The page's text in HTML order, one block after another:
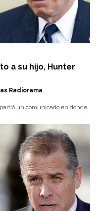
a su hijo, Hunter
Radiorama
un comunicado en donde...